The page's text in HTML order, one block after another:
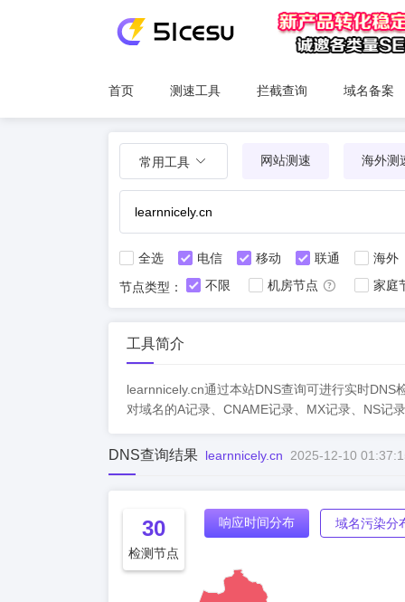
首页 测速工具 拦截查询 域名备案
常用工具 网站测速 海外测
全选 电信 移动 联通
海外
节点类型：
不限 机房节点 家庭
工具简介
learnnicely.cn通过本站DNS查询可进行实时
对域名的A记录、CNAME记录、MX记录、NS记
DNS查询结果 learnnicely.cn 2025-12-10
30
检测节点
响应时间分布 域名污染分